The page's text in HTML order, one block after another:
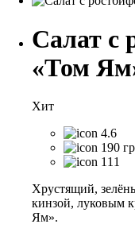
Салат с
«Том
Хит
4.6
190
111
Хрустящий,
кинзой, луковым
Ям».